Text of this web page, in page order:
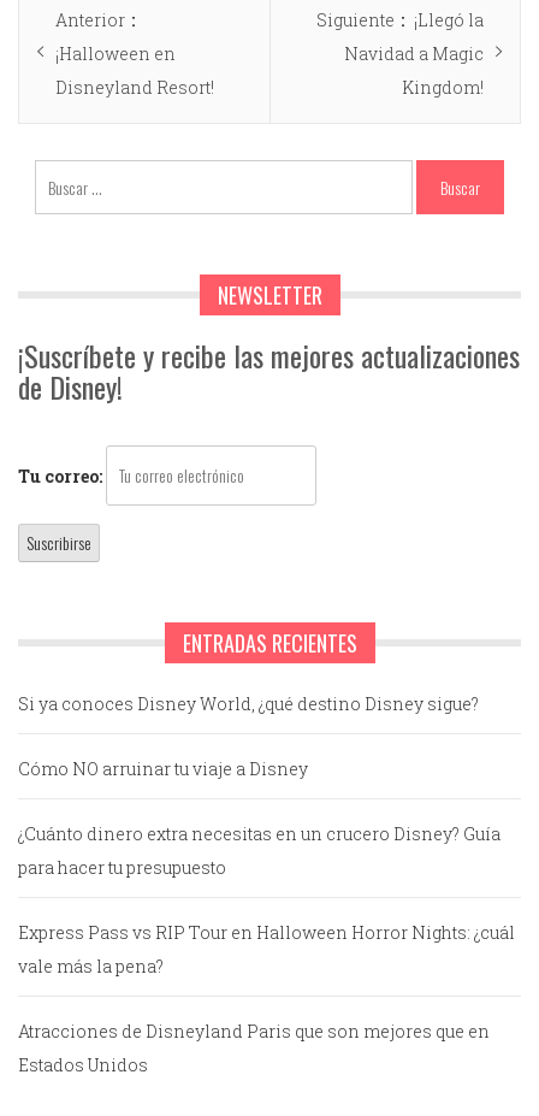
Anterior
¡Halloween en
Disneyland Resort!
Siguiente
¡Llegó la
Navidad a Magic
Kingdom!
NEWSLETTER
¡Suscríbete y recibe las mejores actualizaciones
de Disney!
Tu correo:
ENTRADAS RECIENTES
Si ya conoces Disney World, ¿qué destino Disney sigue?
Cómo NO arruinar tu viaje a Disney
¿Cuánto dinero extra necesitas en un crucero Disney? Guía
para hacer tu presupuesto
Express Pass vs RIP Tour en Halloween Horror Nights: ¿cuál
vale más la pena?
Atracciones de Disneyland Paris que son mejores que en
Estados Unidos